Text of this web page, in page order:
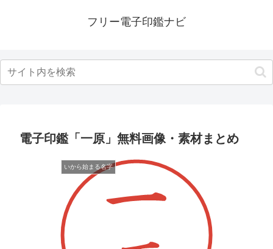
フリー電子印鑑ナビ
電子印鑑「一原」無料画像・素材まとめ
いから始まる名字